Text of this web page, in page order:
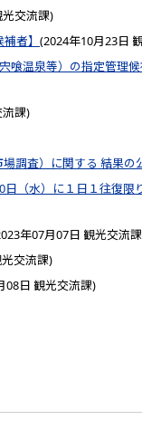
光交流課)
者】 (2024年10月23日
喰温泉等）の指定管理
流課)
調査）に関する 結果の
（水）に１日１往復限
年07月07日 観光交流課
交流課)
08日 観光交流課)